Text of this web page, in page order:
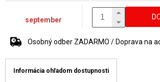
september
Osobný odber ZADARMO / Doprava na
Informácia ohľadom dostupnosti